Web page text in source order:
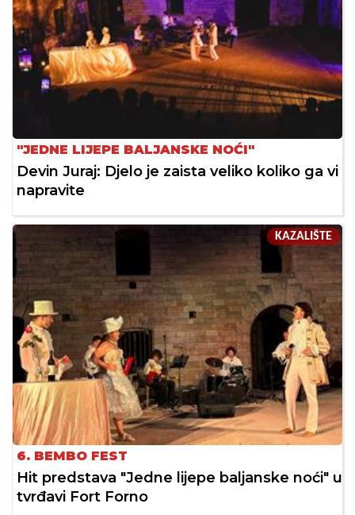
"JEDNE LIJEPE BALJANSKE NOĆI"
Devin Juraj: Djelo je zaista veliko koliko ga vi
napravite
KAZALIŠTE
6. BEMBO FEST
Hit predstava "Jedne lijepe baljanske noći" u
tvrđavi Fort Forno